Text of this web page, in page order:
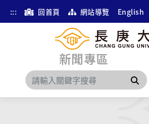
::: 回首頁 網站導覽 English
新聞專區
搜尋